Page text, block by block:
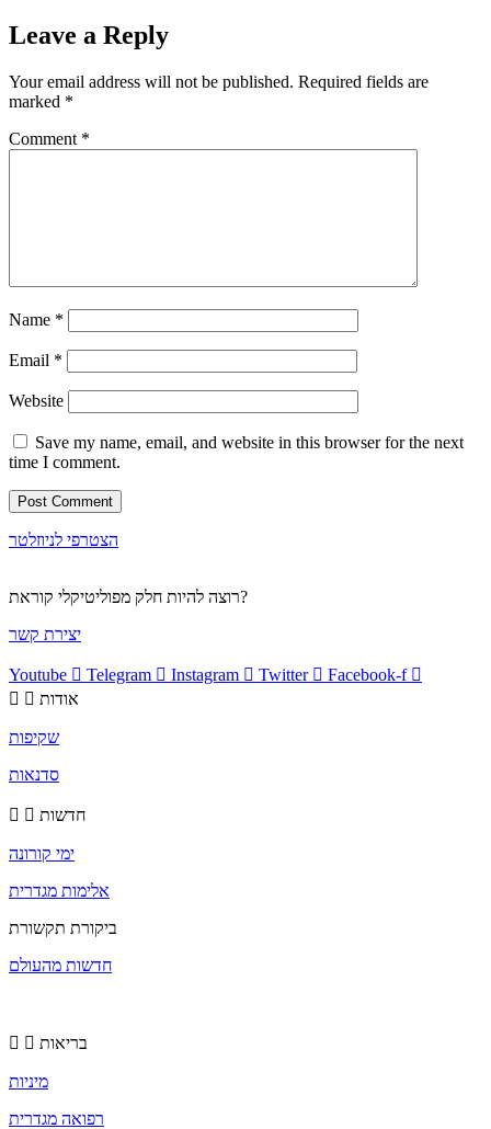
Leave a Reply
Your email address will not be published. Required fields are
marked *
Comment *
Name *
Email *
Website
Save my name, email, and website in this browser for the next
time I comment.
הצטרפי לניוזלטר
רוצה להיות חלק מפוליטיקלי קוראת?
יצירת קשר
Youtube Telegram Instagram Twitter
Facebook-f
אודות
שקיפות
סדנאות
חדשות
ימי קורונה
אלימות מגדרית
ביקורת תקשורת
חדשות מהעולם
בריאות
מיניות
רפואה מגדרית